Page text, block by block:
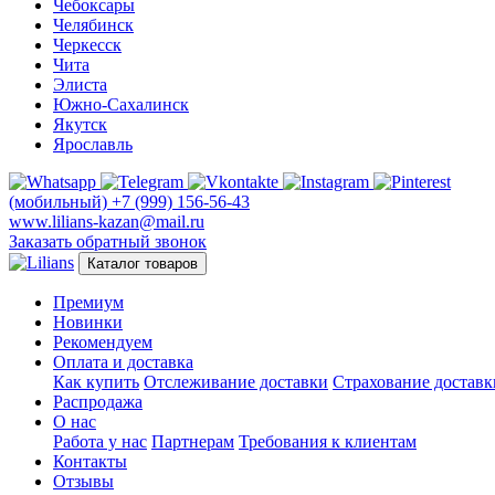
Чебоксары
Челябинск
Черкесск
Чита
Элиста
Южно-Сахалинск
Якутск
Ярославль
(мобильный) +7 (999) 156-56-43
www.lilians-kazan@mail.ru
Заказать обратный звонок
Каталог товаров
Премиум
Новинки
Рекомендуем
Оплата и доставка
Как купить Отслеживание доставки Страхование
Распродажа
О нас
Работа у нас Партнерам Требования к клиентам
Контакты
Отзывы